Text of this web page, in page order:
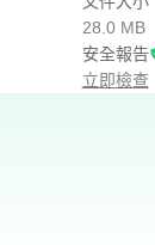
28.0 MB
安全報告
立即檢查